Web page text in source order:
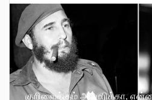
குறிவைக்கும் அமெரிக்கா, என்ன